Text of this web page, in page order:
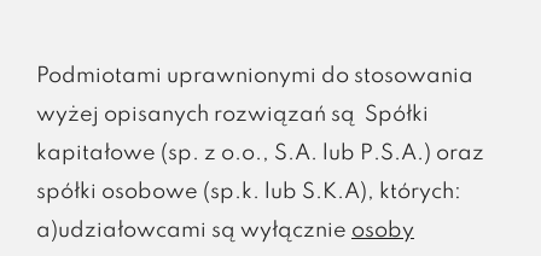
Podmiotami uprawnionymi do stosowania
wyżej opisanych rozwiązań są Spółki
kapitałowe (sp. z o.o., S.A. lub P.S.A.) oraz
spółki osobowe (sp.k. lub S.K.A), których:
a)udziałowcami są wyłącznie osoby